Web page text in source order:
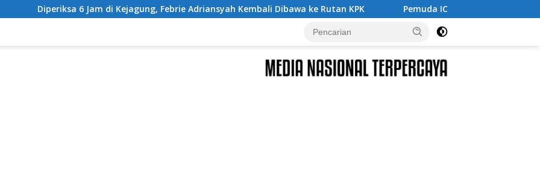
di Kejagung, Febrie Adriansyah Kembali Dibawa ke Rutan KPK Pemuda ICMI Kota Tual Apresiasi Pra Muktamar ICMI